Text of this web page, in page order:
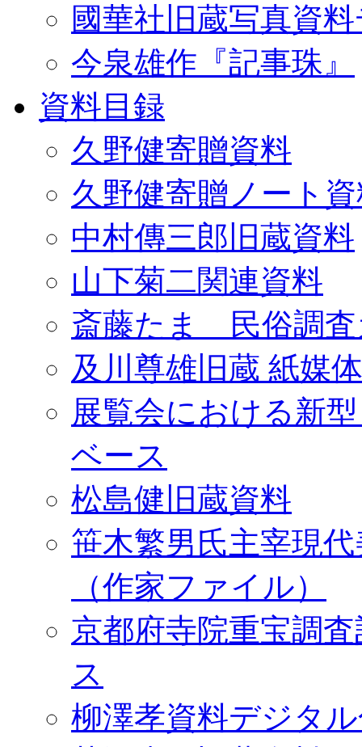
國華社旧蔵写真資
今泉雄作『記事珠』
資料目録
久野健寄贈資料
久野健寄贈ノート
中村傳三郎旧蔵資料
山下菊二関連資料
斎藤たま 民俗調査
及川尊雄旧蔵 紙媒
展覧会における新
ベース
松島健旧蔵資料
笹木繁男氏主宰現
（作家ファイル）
京都府寺院重宝調
ス
柳澤孝資料デジタ